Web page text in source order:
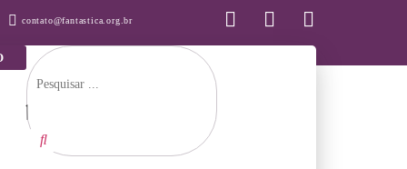
contato@fantastica.org.br